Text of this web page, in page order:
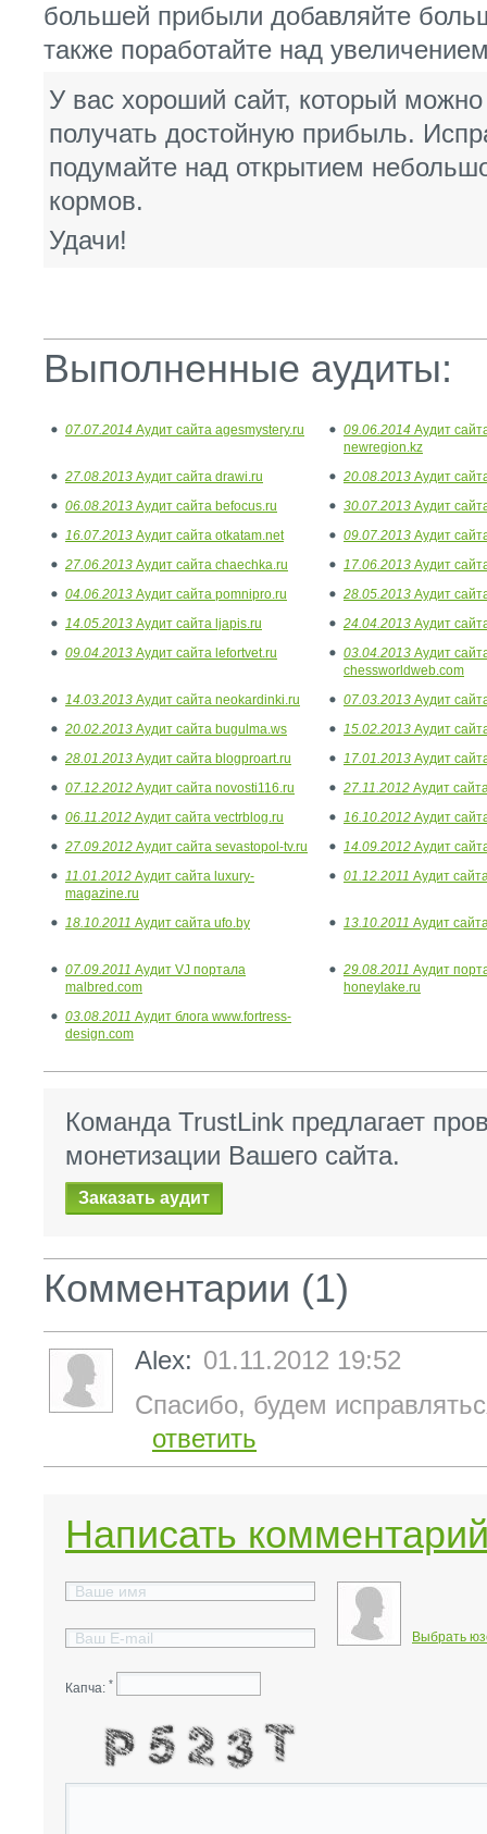
большей прибыли добавляйте
также поработайте над
У вас хороший сайт, который
получать достойную прибыль.
подумайте над открытием
кормов.
Удачи!
Выполненные аудиты:
07.07.2014 Аудит сайта agesmystery.ru 09.06.2014 Аудит
newregion.kz
27.08.2013 Аудит сайта drawi.ru 20.08.2013 Аудит
06.08.2013 Аудит сайта befocus.ru 30.07.2013 Аудит
16.07.2013 Аудит сайта otkatam.net 09.07.2013 Аудит
27.06.2013 Аудит сайта chaechka.ru 17.06.2013 Аудит
04.06.2013 Аудит сайта pomnipro.ru 28.05.2013 Аудит
14.05.2013 Аудит сайта ljapis.ru 24.04.2013 Аудит
09.04.2013 Аудит сайта lefortvet.ru 03.04.2013 Аудит
chessworldweb.com
14.03.2013 Аудит сайта neokardinki.ru 07.03.2013 Аудит
20.02.2013 Аудит сайта bugulma.ws 15.02.2013 Аудит
28.01.2013 Аудит сайта blogproart.ru 17.01.2013 Аудит
07.12.2012 Аудит сайта novosti116.ru 27.11.2012 Аудит
06.11.2012 Аудит сайта vectrblog.ru 16.10.2012 Аудит
27.09.2012 Аудит сайта sevastopol-tv.ru 14.09.2012 Аудит
11.01.2012 Аудит сайта luxury-
magazine.ru
01.12.2011 Аудит
18.10.2011 Аудит сайта ufo.by 13.10.2011 Аудит
07.09.2011 Аудит VJ портала
malbred.com
29.08.2011 Аудит
honeylake.ru
03.08.2011 Аудит блога www.fortress-
design.com
Команда TrustLink предлагает
монетизации Вашего сайта.
Заказать аудит
Комментарии (1)
Alex: 01.11.2012 19:52
Спасибо, будем
ответить
Написать
Выбрать
Капча: *